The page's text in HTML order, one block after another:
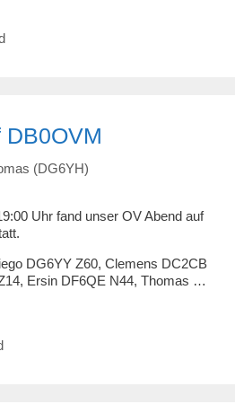
DB0OVM
(DG6YH)
Uhr fand unser OV Abend auf
DG6YY Z60, Clemens DC2CB
Ersin DF6QE N44, Thomas …